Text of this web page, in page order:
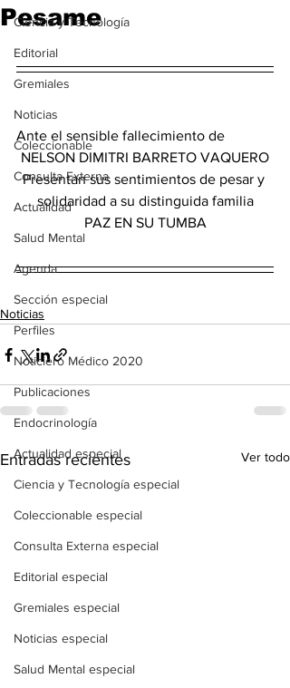
Ciencia y Tecnología
Editorial
Gremiales
Noticias
Coleccionable
Consulta Externa
Actualidad
Salud Mental
Agenda
Sección especial
Perfiles
Noticiero Médico 2020
Publicaciones
Endocrinología
Actualidad especial
Ciencia y Tecnología especial
Coleccionable especial
Consulta Externa especial
Editorial especial
Gremiales especial
Noticias especial
Salud Mental especial
Pesame
Ante el sensible fallecimiento de
NELSON DIMITRI BARRETO VAQUERO
Presentan sus sentimientos de pesar y
solidaridad a su distinguida familia
PAZ EN SU TUMBA
Noticias
Entradas recientes Ver todo